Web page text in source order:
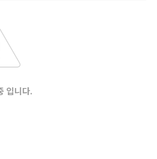
입니다.